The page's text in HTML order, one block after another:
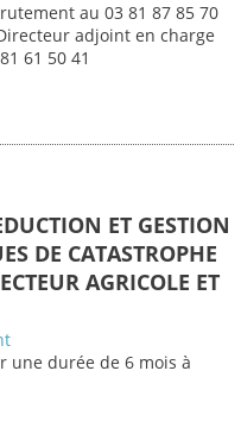
au 03 81 87 85 70
adjoint en charge
61 50 41
ET GESTION
DE CATASTROPHE
AGRICOLE ET
une durée de 6 mois à